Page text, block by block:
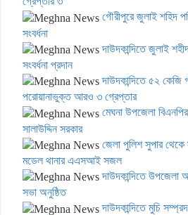
গৌরীপুরে জুলাই শহিদ
সংবর্ধনা
দাউদকান্দিতে জুলাই
সংবর্ধনা প্রদান
দাউদকান্দিতে ৫২
পরোয়ানাভুক্ত আরও ৩ গ্রেপ্তার
মেঘনা উপজেলা
সালাউদ্দিন সরকার
জেলা পুলিশ সুপার থেকে
মডেল থানার এএসআই সজল
দাউদকান্দিতে উপজেলা
সভা অনুষ্ঠিত
দাউদকান্দিতে মুচি